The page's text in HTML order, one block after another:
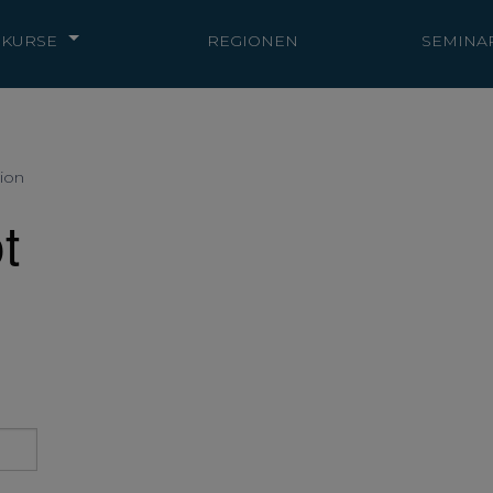
KURSE REGIONEN